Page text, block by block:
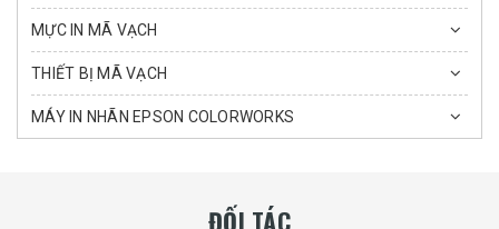
MỰC IN MÃ VẠCH
THIẾT BỊ MÃ VẠCH
MÁY IN NHÃN EPSON COLORWORKS
ĐỐI TÁC